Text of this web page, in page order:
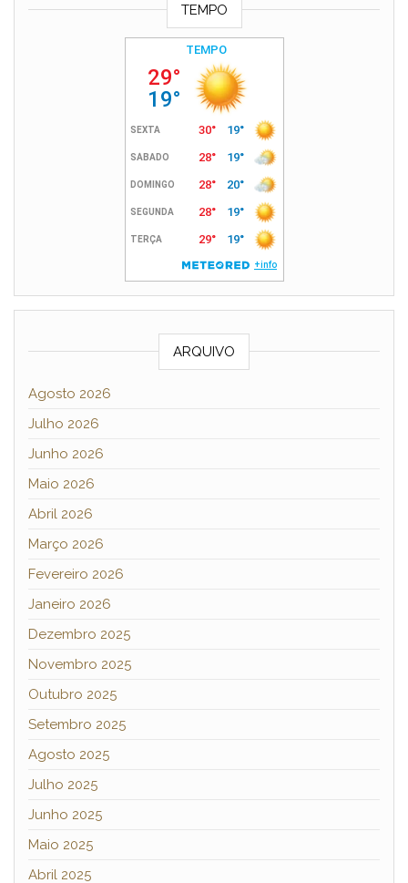
TEMPO
ARQUIVO
Agosto 2026
Julho 2026
Junho 2026
Maio 2026
Abril 2026
Março 2026
Fevereiro 2026
Janeiro 2026
Dezembro 2025
Novembro 2025
Outubro 2025
Setembro 2025
Agosto 2025
Julho 2025
Junho 2025
Maio 2025
Abril 2025